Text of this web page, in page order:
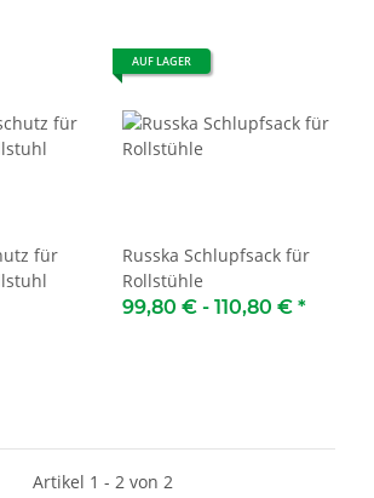
für
AUF LAGER
Russka Schlupfsack für
Rollstühle
99,80 € - 110,80 € *
Artikel 1 - 2 von 2